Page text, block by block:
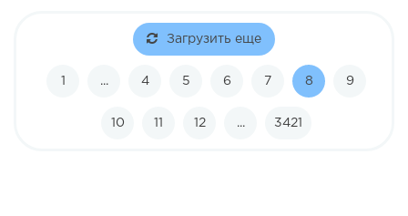
Загрузить еще
1 ... 4 5 6 7 8 9
10 11 12 ... 3421